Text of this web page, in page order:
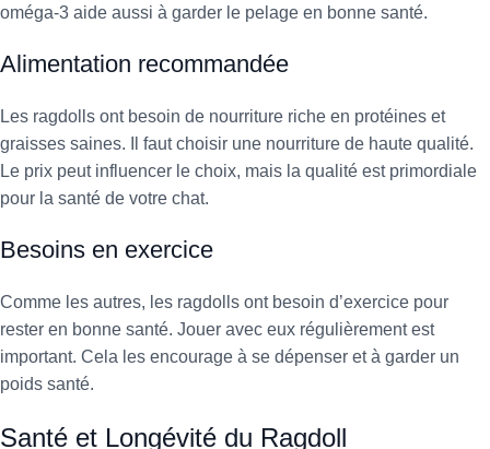
oméga-3 aide aussi à garder le pelage en bonne santé.
Alimentation recommandée
Les ragdolls ont besoin de nourriture riche en protéines et
graisses saines. Il faut choisir une nourriture de haute qualité.
Le prix peut influencer le choix, mais la qualité est primordiale
pour la santé de votre chat.
Besoins en exercice
Comme les autres, les ragdolls ont besoin d’exercice pour
rester en bonne santé. Jouer avec eux régulièrement est
important. Cela les encourage à se dépenser et à garder un
poids santé.
Santé et Longévité du Ragdoll